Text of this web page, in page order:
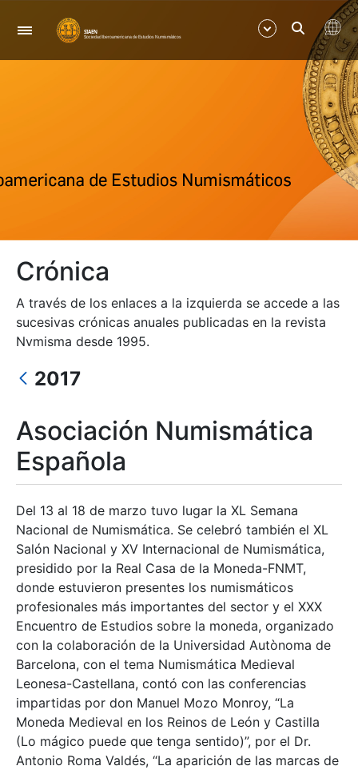
Navegación
Mostrar/Ocultar
Mostrar/Ocultar
Crónica
A través de los enlaces a la izquierda se accede a las
sucesivas crónicas anuales publicadas en la revista
Nvmisma desde 1995.
2017
Asociación Numismática
Española
Del 13 al 18 de marzo tuvo lugar la XL Semana
Nacional de Numismática. Se celebró también el XL
Salón Nacional y XV Internacional de Numismática,
presidido por la Real Casa de la Moneda-FNMT,
donde estuvieron presentes los numismáticos
profesionales más importantes del sector y el XXX
Encuentro de Estudios sobre la moneda, organizado
con la colaboración de la Universidad Autònoma de
Barcelona, con el tema Numismática Medieval
Leonesa-Castellana, contó con las conferencias
impartidas por don Manuel Mozo Monroy, “La
Moneda Medieval en los Reinos de León y Castilla
(Lo mágico puede que tenga sentido)”, por el Dr.
Antonio Roma Valdés, “La aparición de las marcas de